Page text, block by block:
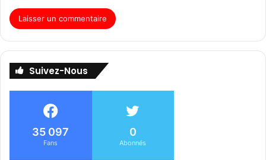
Suivez-Nous
35 097
Fans
0
Abonnés